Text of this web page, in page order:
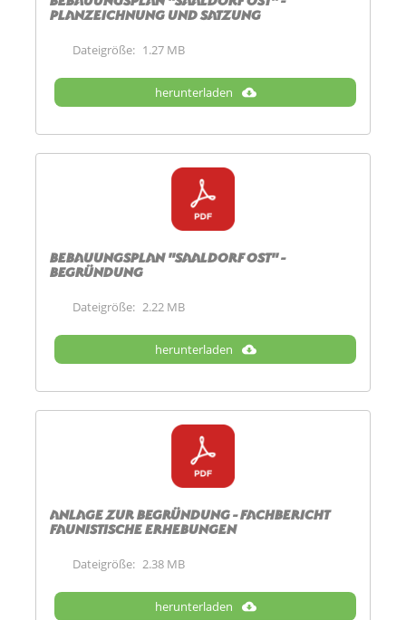
Planzeichnung und Satzung
Dateigröße: 1.27 MB
herunterladen
Bebauungsplan "Saaldorf Ost" -
Begründung
Dateigröße: 2.22 MB
herunterladen
Anlage zur Begründung - Fachbericht
Faunistische Erhebungen
Dateigröße: 2.38 MB
herunterladen